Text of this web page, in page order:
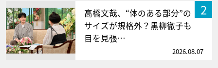
2
高橋文哉、“体のある部分”の
サイズが規格外？黒柳徹子も
目を見張…
2026.08.07